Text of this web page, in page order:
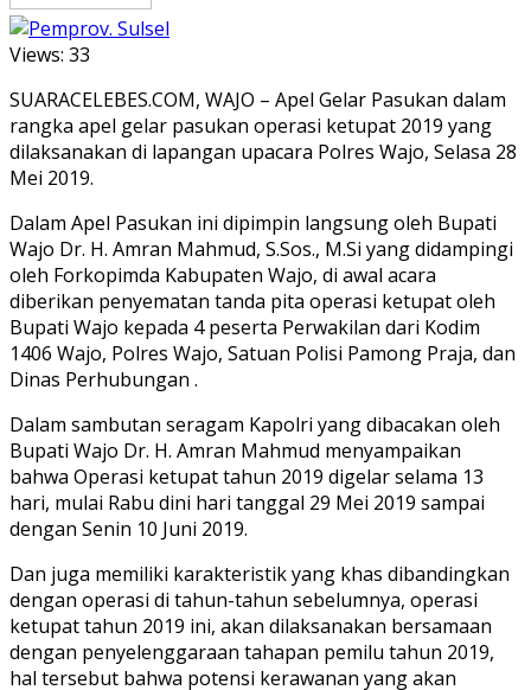
Views: 33
SUARACELEBES.COM, WAJO – Apel Gelar Pasukan dalam
rangka apel gelar pasukan operasi ketupat 2019 yang
dilaksanakan di lapangan upacara Polres Wajo, Selasa 28
Mei 2019.
Dalam Apel Pasukan ini dipimpin langsung oleh Bupati
Wajo Dr. H. Amran Mahmud, S.Sos., M.Si yang didampingi
oleh Forkopimda Kabupaten Wajo, di awal acara
diberikan penyematan tanda pita operasi ketupat oleh
Bupati Wajo kepada 4 peserta Perwakilan dari Kodim
1406 Wajo, Polres Wajo, Satuan Polisi Pamong Praja, dan
Dinas Perhubungan .
Dalam sambutan seragam Kapolri yang dibacakan oleh
Bupati Wajo Dr. H. Amran Mahmud menyampaikan
bahwa Operasi ketupat tahun 2019 digelar selama 13
hari, mulai Rabu dini hari tanggal 29 Mei 2019 sampai
dengan Senin 10 Juni 2019.
Dan juga memiliki karakteristik yang khas dibandingkan
dengan operasi di tahun-tahun sebelumnya, operasi
ketupat tahun 2019 ini, akan dilaksanakan bersamaan
dengan penyelenggaraan tahapan pemilu tahun 2019,
hal tersebut bahwa potensi kerawanan yang akan